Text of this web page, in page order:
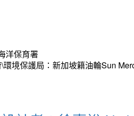
洋保育署
環境保護局：新加坡籍油輪Sun